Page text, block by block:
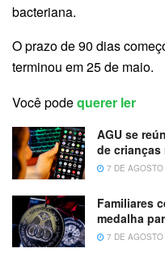
bacteriana.
O prazo de 90 dias
terminou em 25 de maio.
Você podequerer ler
AGU se
de crianças
7 DE
Familiares
medalha
7 DE